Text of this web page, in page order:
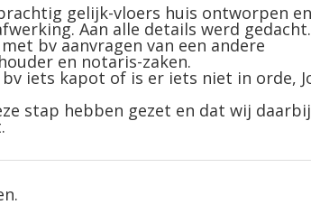
gelijk-vloers huis ontworpen en
Aan alle details werd
bv aanvragen van een andere
en notaris-zaken.
iets kapot of is er iets niet in orde,
stap hebben gezet en dat wij